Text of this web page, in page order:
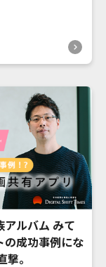
アルバム みて
の成功事例にな
。